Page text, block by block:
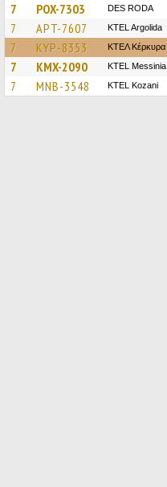
7 POX-7303 DES RODA
7 APT-7607 KTEL Argolida
7 KYP-8353 ΚΤΕΛ Κέρκυρα
7 KMX-2090 KTEL Messinia
7 MNB-3548 ΚΤΕL Kozani